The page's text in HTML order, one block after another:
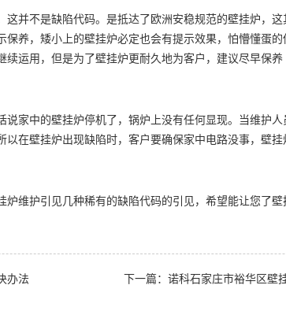
这并不是缺陷代码。是抵达了欧洲安稳规范的壁挂炉，
养，矮小上的壁挂炉必定也会有提示效果，怕懵懂蛋
运用，但是为了壁挂炉更耐久地为客户，建议尽早保养
家中的壁挂炉停机了，锅炉上没有任何显现。当维护
以在壁挂炉出现缺陷时，客户要确保家中电路没事，壁
炉维护引见几种稀有的缺陷代码的引见，希望能让您了
办法